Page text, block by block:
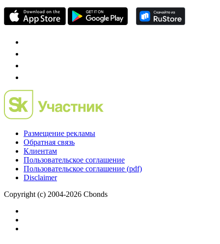
Размещение рекламы
Обратная связь
Клиентам
Пользовательское соглашение
Пользовательское соглашение (pdf)
Disclaimer
Copyright (c) 2004-2026 Cbonds